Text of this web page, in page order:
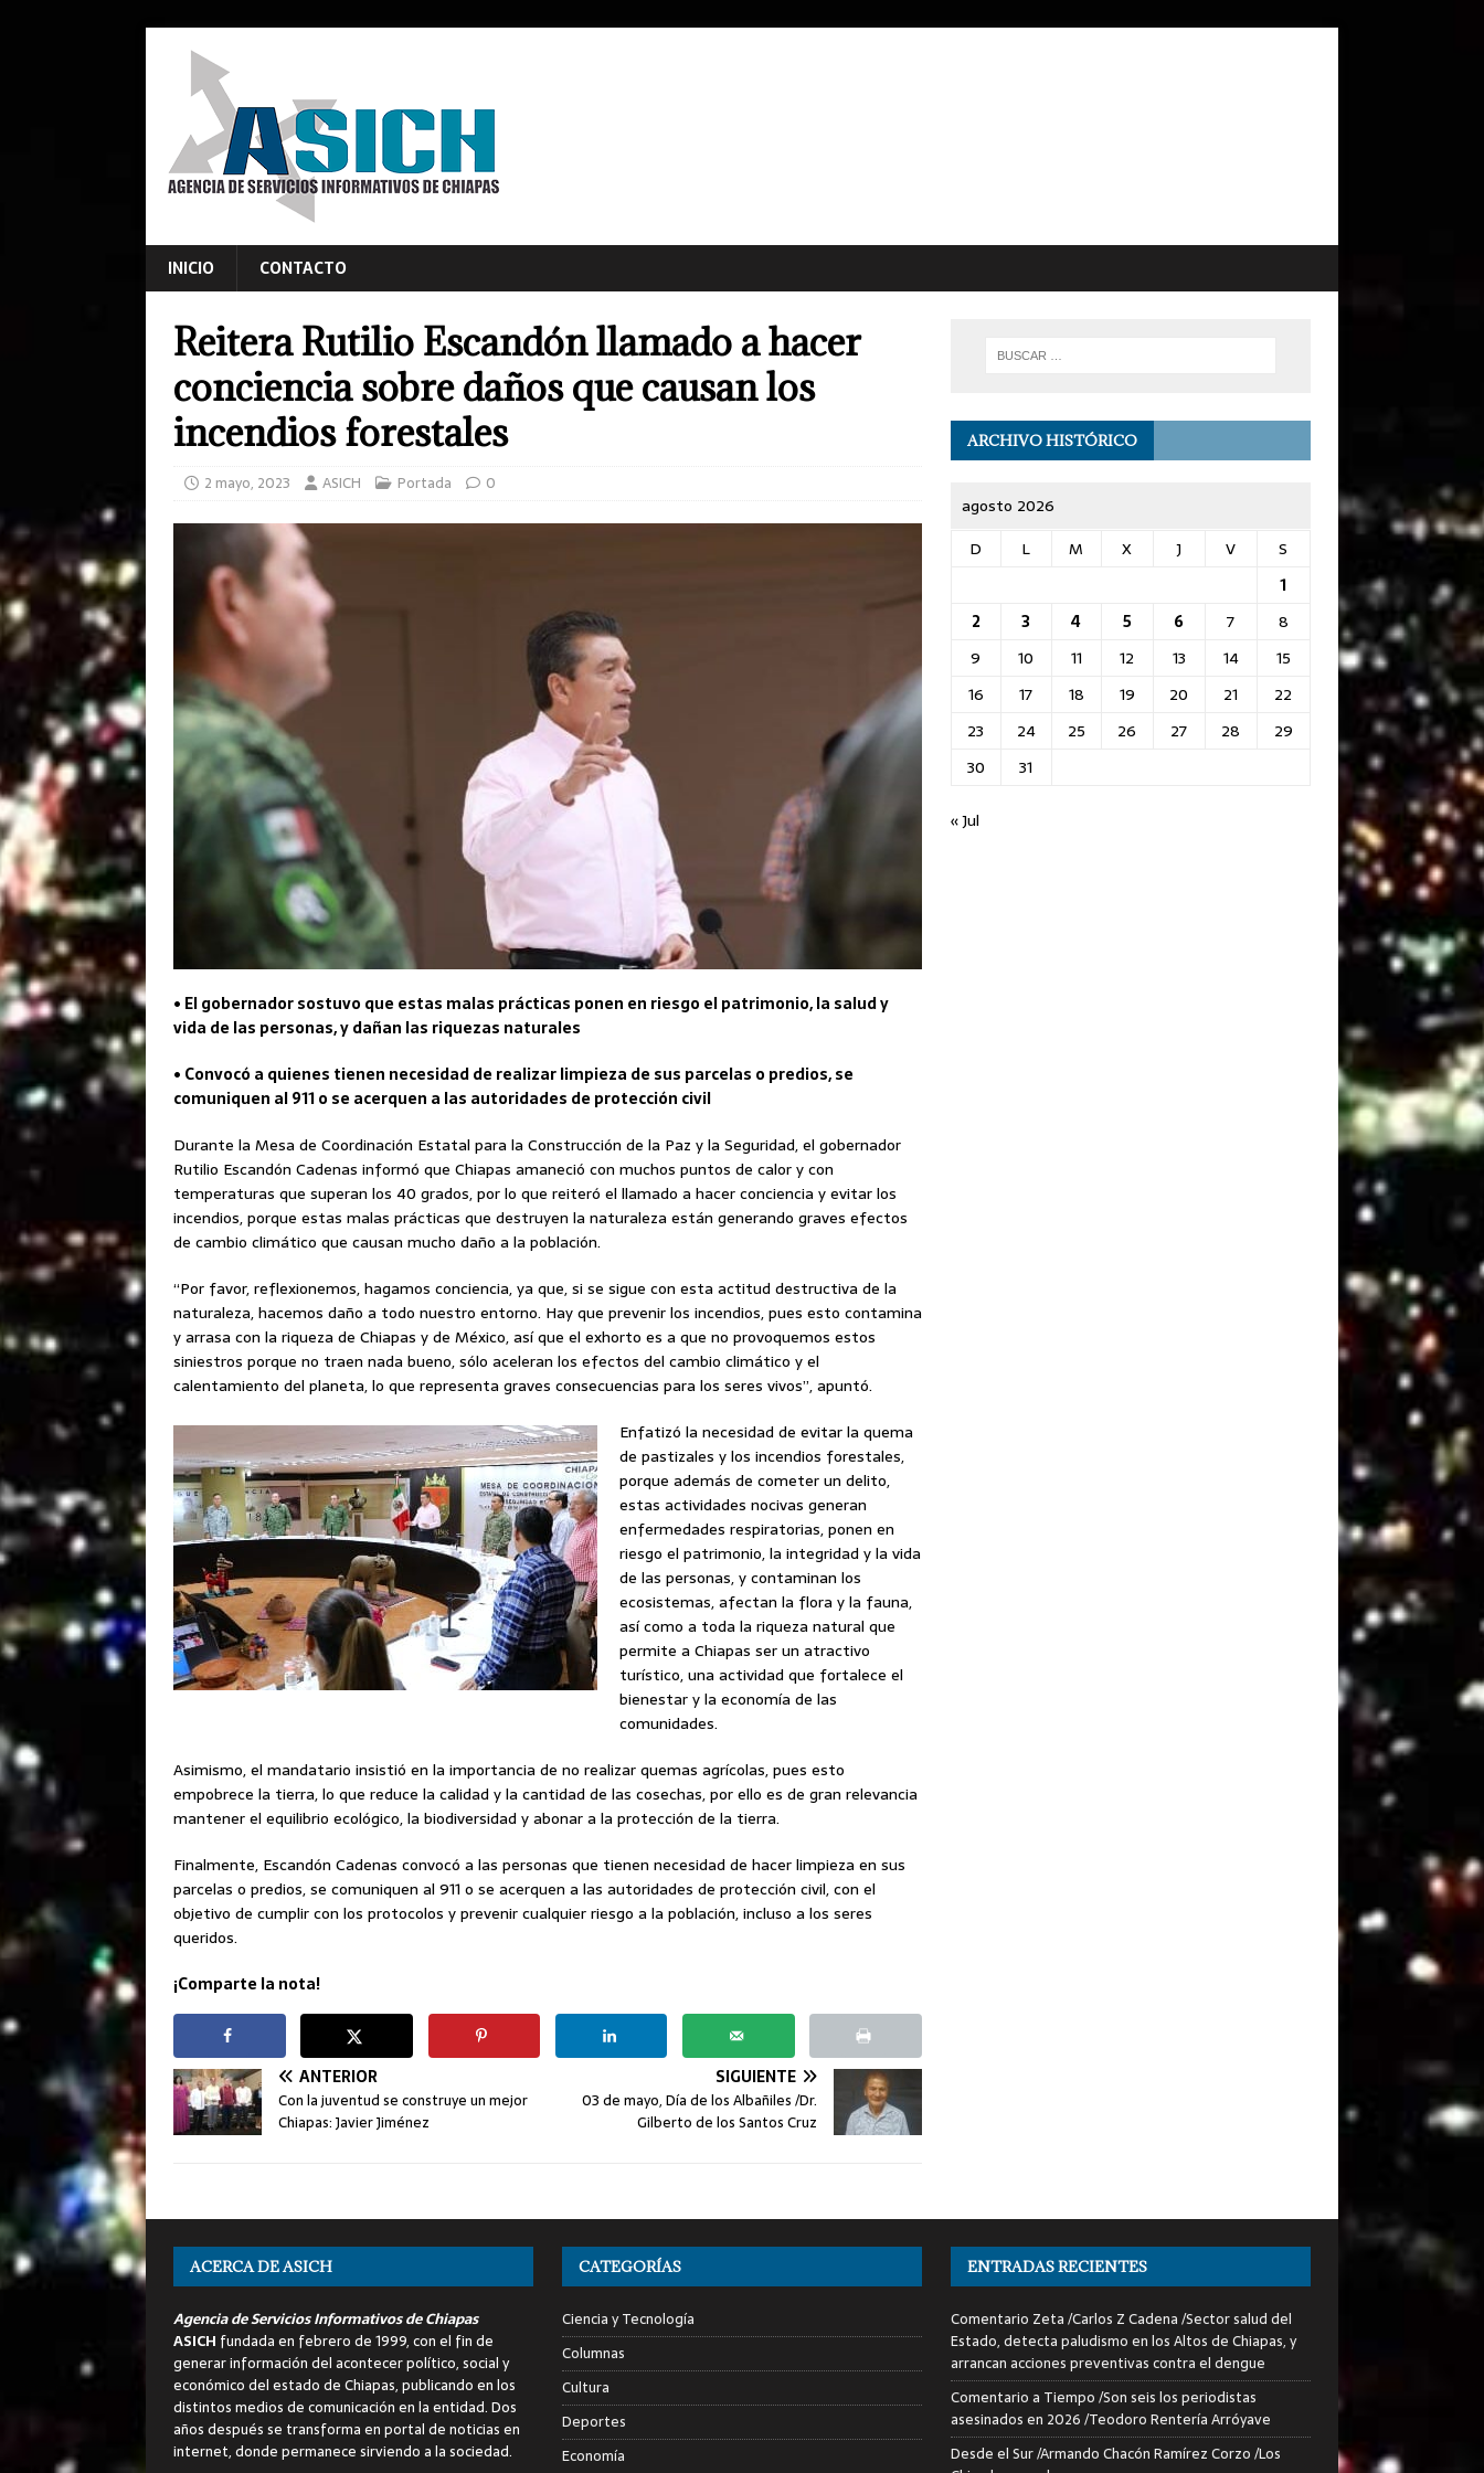
INICIO CONTACTO
Reitera Rutilio Escandón llamado a hacer
conciencia sobre daños que causan los
incendios forestales
2 mayo, 2023 ASICH Portada 0
• El gobernador sostuvo que estas malas prácticas ponen en riesgo el patrimonio, la salud y
vida de las personas, y dañan las riquezas naturales
• Convocó a quienes tienen necesidad de realizar limpieza de sus parcelas o predios, se
comuniquen al 911 o se acerquen a las autoridades de protección civil
Durante la Mesa de Coordinación Estatal para la Construcción de la Paz y la Seguridad, el gobernador
Rutilio Escandón Cadenas informó que Chiapas amaneció con muchos puntos de calor y con
temperaturas que superan los 40 grados, por lo que reiteró el llamado a hacer conciencia y evitar los
incendios, porque estas malas prácticas que destruyen la naturaleza están generando graves efectos
de cambio climático que causan mucho daño a la población.
“Por favor, reflexionemos, hagamos conciencia, ya que, si se sigue con esta actitud destructiva de la
naturaleza, hacemos daño a todo nuestro entorno. Hay que prevenir los incendios, pues esto contamina
y arrasa con la riqueza de Chiapas y de México, así que el exhorto es a que no provoquemos estos
siniestros porque no traen nada bueno, sólo aceleran los efectos del cambio climático y el
calentamiento del planeta, lo que representa graves consecuencias para los seres vivos”, apuntó.
Enfatizó la necesidad de evitar la quema
de pastizales y los incendios forestales,
porque además de cometer un delito,
estas actividades nocivas generan
enfermedades respiratorias, ponen en
riesgo el patrimonio, la integridad y la vida
de las personas, y contaminan los
ecosistemas, afectan la flora y la fauna,
así como a toda la riqueza natural que
permite a Chiapas ser un atractivo
turístico, una actividad que fortalece el
bienestar y la economía de las
comunidades.
Asimismo, el mandatario insistió en la importancia de no realizar quemas agrícolas, pues esto
empobrece la tierra, lo que reduce la calidad y la cantidad de las cosechas, por ello es de gran relevancia
mantener el equilibrio ecológico, la biodiversidad y abonar a la protección de la tierra.
Finalmente, Escandón Cadenas convocó a las personas que tienen necesidad de hacer limpieza en sus
parcelas o predios, se comuniquen al 911 o se acerquen a las autoridades de protección civil, con el
objetivo de cumplir con los protocolos y prevenir cualquier riesgo a la población, incluso a los seres
queridos.
¡Comparte la nota!
ANTERIOR
Con la juventud se construye un mejor
Chiapas: Javier Jiménez
SIGUIENTE
03 de mayo, Día de los Albañiles /Dr.
Gilberto de los Santos Cruz
ARCHIVO HISTÓRICO
agosto 2026
D
L M X J V
S
1
2
3 4 5 6 7
8
9
10 11 12 13 14
15
16
17 18 19 20 21
22
23
24 25 26 27 28
29
30
31
« Jul
ACERCA DE ASICH
Agencia de Servicios Informativos de Chiapas
ASICH fundada en febrero de 1999, con el fin de
generar información del acontecer político, social y
económico del estado de Chiapas, publicando en los
distintos medios de comunicación en la entidad. Dos
años después se transforma en portal de noticias en
internet, donde permanece sirviendo a la sociedad.
CATEGORÍAS
Ciencia y Tecnología
Columnas
Cultura
Deportes
Economía
ENTRADAS RECIENTES
Comentario Zeta /Carlos Z Cadena /Sector salud del
Estado, detecta paludismo en los Altos de Chiapas, y
arrancan acciones preventivas contra el dengue
Comentario a Tiempo /Son seis los periodistas
asesinados en 2026 /Teodoro Rentería Arróyave
Desde el Sur /Armando Chacón Ramírez Corzo /Los